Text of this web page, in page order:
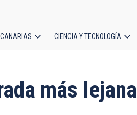
CIENCIA Y TECNOLOGÍA
más